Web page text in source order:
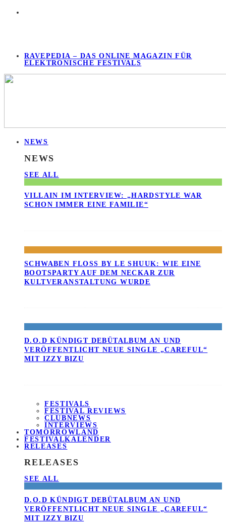
RAVEPEDIA – DAS ONLINE MAGAZIN FÜR
ELEKTRONISCHE FESTIVALS
NEWS
NEWS
SEE ALL
VILLAIN IM INTERVIEW: „HARDSTYLE WAR
SCHON IMMER EINE FAMILIE“
SCHWABEN FLOSS BY LE SHUUK: WIE EINE B
OOTSPARTY AUF DEM NECKAR ZUR K
ULTVERANSTALTUNG WURDE
D.O.D KÜNDIGT DEBÜTALBUM AN UND
VERÖFFENTLICHT NEUE SINGLE „CAREFUL“
MIT IZZY BIZU
FESTIVALS
FESTIVAL REVIEWS
CLUBNEWS
INTERVIEWS
TOMORROWLAND
FESTIVALKALENDER
RELEASES
RELEASES
SEE ALL
D.O.D KÜNDIGT DEBÜTALBUM AN UND
VERÖFFENTLICHT NEUE SINGLE „CAREFUL“
MIT IZZY BIZU